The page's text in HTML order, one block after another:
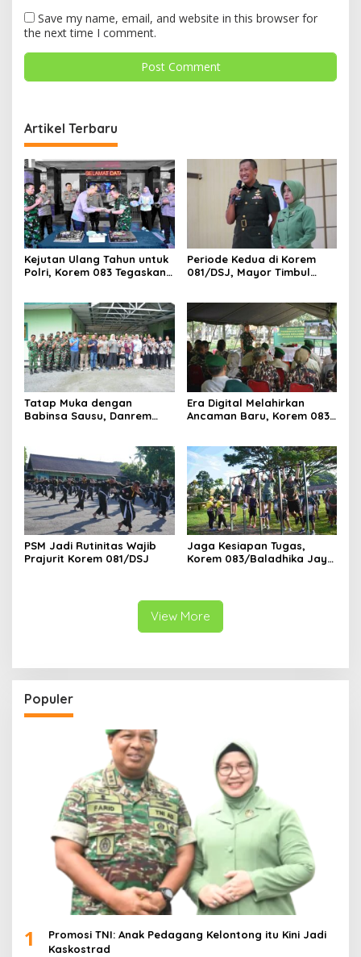
Save my name, email, and website in this browser for
the next time I comment.
Artikel Terbaru
Kejutan Ulang Tahun untuk
Polri, Korem 083 Tegaskan
Periode Kedua di Korem
081/DSJ, Mayor Timbul
Tatap Muka dengan
Babinsa Sausu, Danrem
Era Digital Melahirkan
Ancaman Baru, Korem 083
PSM Jadi Rutinitas Wajib
Prajurit Korem 081/DSJ
Jaga Kesiapan Tugas,
Korem 083/Baladhika Jaya
View More
Populer
1
Promosi TNI: Anak Pedagang Kelontong itu Kini Jadi
Kaskostrad